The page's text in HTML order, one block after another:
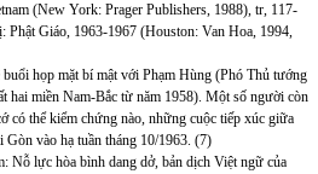
(New York: Prager Publishers, 1988), tr, 117-
Giáo, 1963-1967 (Houston: Van Hoa, 1994,
họp mặt bí mật với Phạm Hùng (Phó Thủ tướng
hai miền Nam-Bắc từ năm 1958). Một số người còn
có thể kiểm chứng nào, những cuộc tiếp xúc giữa
vào hạ tuần tháng 10/1963. (7)
Nỗ lực hòa bình dang dở, bản dịch Việt ngữ của